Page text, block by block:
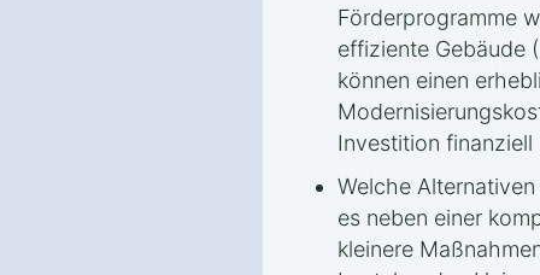
Förderprogramme
effiziente Gebäude
können einen
Investition finanziell
Welche
es neben einer
kleinere